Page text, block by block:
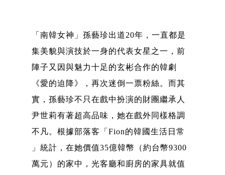
「南韓女神」孫藝珍出道20年，一直都是
集美貌與演技於一身的代表女星之一，前
陣子又因與魅力十足的玄彬合作的韓劇
《愛的迫降》，再次迷倒一票粉絲。而其
實，孫藝珍不只在戲中扮演的財團繼承人
尹世莉有著超高品味，她在戲外同樣格調
不凡。根據部落客「Fion的韓國生活日常
」統計，在她價值35億韓幣（約台幣9300
萬元）的家中，光客廳和廚房的家具就值